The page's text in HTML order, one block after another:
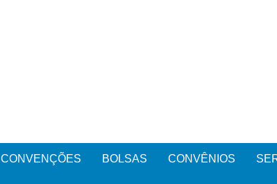
CONVENÇÕES BOLSAS CONVÊNIOS